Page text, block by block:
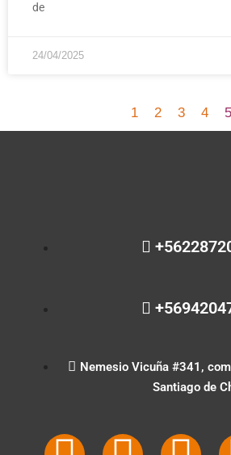
de
24/04/2025
1 2 3 4 5
Nemesio Vicuña #341,
Santiago de